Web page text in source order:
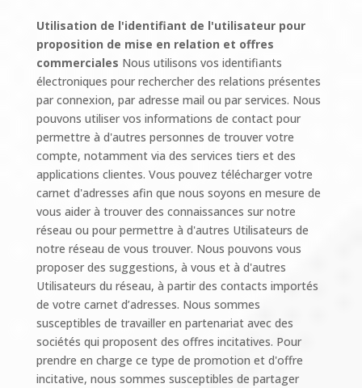
Utilisation de l'identifiant de l'utilisateur pour
proposition de mise en relation et offres
commerciales Nous utilisons vos identifiants
électroniques pour rechercher des relations présentes
par connexion, par adresse mail ou par services. Nous
pouvons utiliser vos informations de contact pour
permettre à d'autres personnes de trouver votre
compte, notamment via des services tiers et des
applications clientes. Vous pouvez télécharger votre
carnet d'adresses afin que nous soyons en mesure de
vous aider à trouver des connaissances sur notre
réseau ou pour permettre à d'autres Utilisateurs de
notre réseau de vous trouver. Nous pouvons vous
proposer des suggestions, à vous et à d'autres
Utilisateurs du réseau, à partir des contacts importés
de votre carnet d’adresses. Nous sommes
susceptibles de travailler en partenariat avec des
sociétés qui proposent des offres incitatives. Pour
prendre en charge ce type de promotion et d'offre
incitative, nous sommes susceptibles de partager